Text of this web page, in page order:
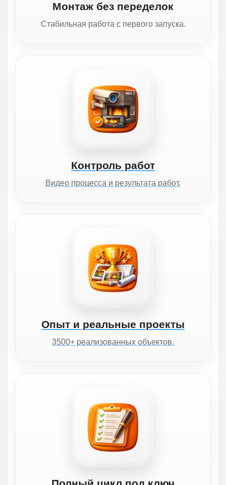
Монтаж без переделок
Стабильная работа с первого запуска.
Контроль работ
Видео процесса и результата работ.
Опыт и реальные проекты
3500+ реализованных объектов.